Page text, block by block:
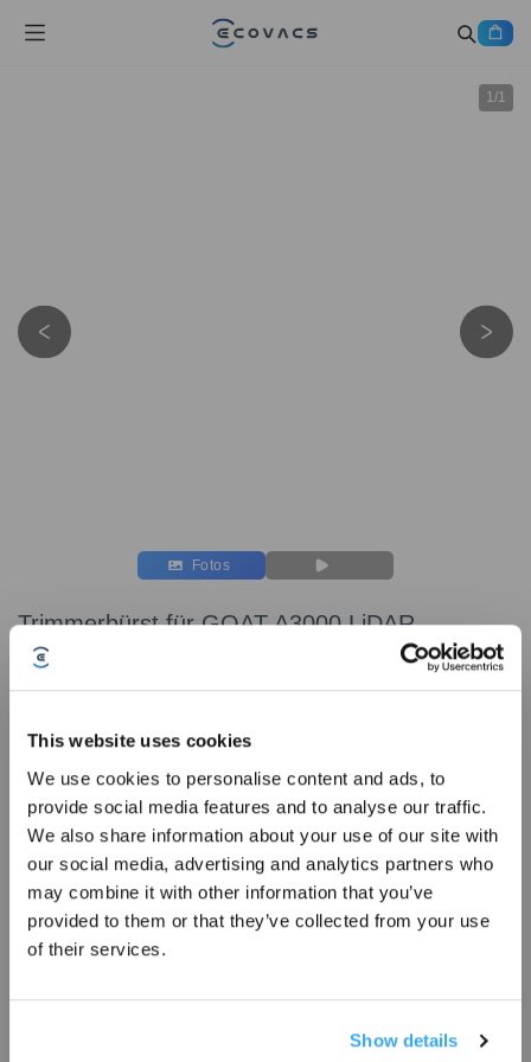
This website uses cookies
We use cookies to personalise content and ads, to
provide social media features and to analyse our traffic.
We also share information about your use of our site with
our social media, advertising and analytics partners who
may combine it with other information that you’ve
provided to them or that they’ve collected from your use
of their services.
Show details
1/1
Fotos
Trimmerbürst für GOAT A3000 LiDAR
PRO/A1600 LiDAR PRO/O1200 LiDAR PRO
Trimmerbürste (schwarz)
Das Kit enthält zwei Anti-Spritz-Trimmerbürsten, die Grasreste und
Schmutz zuverlässig davon abhalten, auf das Robotergehäuse und die
Sensoren zu treffen. Dank des einfachen Montage- und
Demontageprozesses lassen sich die Bürste im Handumdrehen
austauschen.
Das Kit ist kompatibel mit GOAT LiDAR PRO Modellen.
* Registrieren und Belohnungen sichern